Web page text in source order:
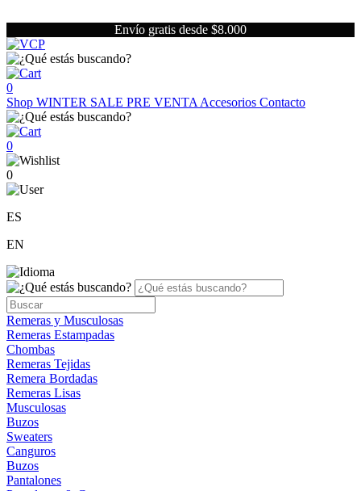
Envío gratis desde $8.000
0
Shop WINTER SALE PRE VENTA Accesorios Contacto
0
0
ES
EN
Remeras y Musculosas
Remeras Estampadas
Chombas
Remeras Tejidas
Remera Bordadas
Remeras Lisas
Musculosas
Buzos
Sweaters
Canguros
Buzos
Pantalones